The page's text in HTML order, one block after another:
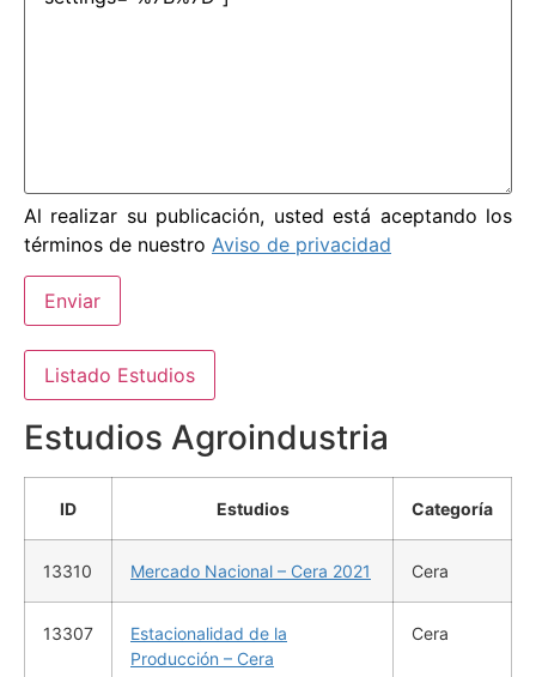
Al realizar su publicación, usted está aceptando los
términos de nuestro Aviso de privacidad
Enviar
Listado Estudios
Estudios Agroindustria
ID Estudios Categoría
13310 Mercado Nacional – Cera 2021 Cera
13307
Estacionalidad de la
Producción – Cera
Cera